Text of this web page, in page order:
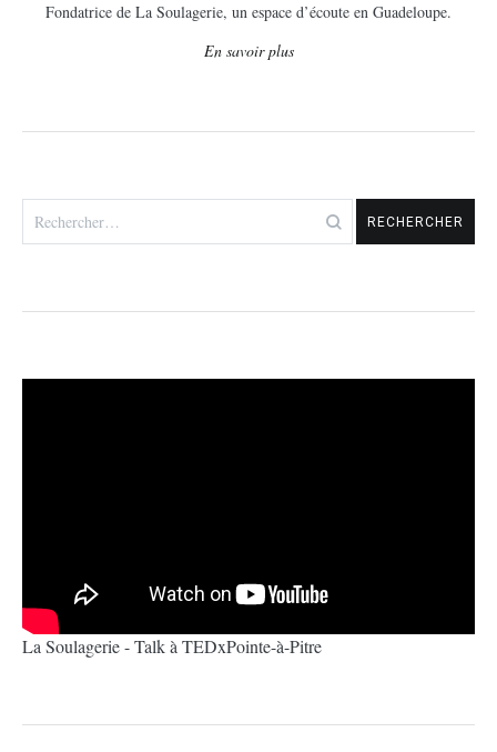
Fondatrice de La Soulagerie, un espace d’écoute en Guadeloupe.
En savoir plus
La Soulagerie - Talk à TEDxPointe-à-Pitre